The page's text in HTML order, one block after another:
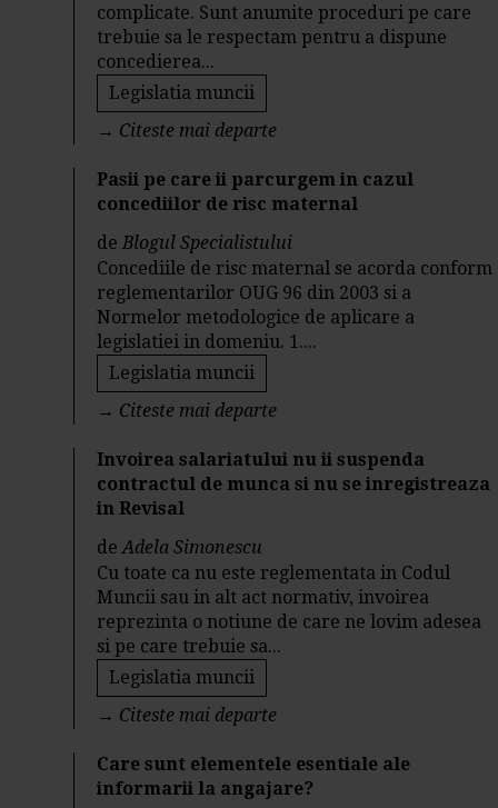
complicate. Sunt anumite proceduri pe care
trebuie sa le respectam pentru a dispune
concedierea...
Legislatia muncii
→ Citeste mai departe
Pasii pe care ii parcurgem in cazul
concediilor de risc maternal
deBlogul Specialistului
Concediile de risc maternal se acorda conform
reglementarilor OUG 96 din 2003 si a
Normelor metodologice de aplicare a
legislatiei in domeniu. 1....
Legislatia muncii
→ Citeste mai departe
Invoirea salariatului nu ii suspenda
contractul de munca si nu se inregistreaza
in Revisal
deAdela Simonescu
Cu toate ca nu este reglementata in Codul
Muncii sau in alt act normativ, invoirea
reprezinta o notiune de care ne lovim adesea
si pe care trebuie sa...
Legislatia muncii
→ Citeste mai departe
Care sunt elementele esentiale ale
informarii la angajare?